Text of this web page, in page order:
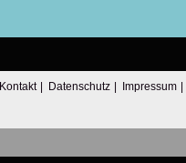
Kontakt Datenschutz Impressum